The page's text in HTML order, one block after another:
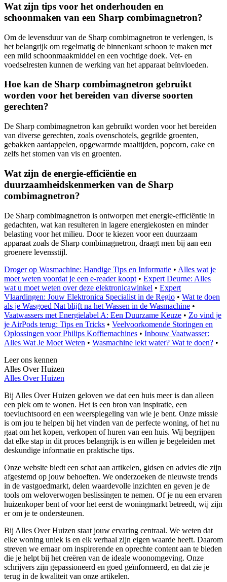
Wat zijn tips voor het onderhouden en
schoonmaken van een Sharp combimagnetron?
Om de levensduur van de Sharp combimagnetron te verlengen, is
het belangrijk om regelmatig de binnenkant schoon te maken met
een mild schoonmaakmiddel en een vochtige doek. Vet- en
voedselresten kunnen de werking van het apparaat beïnvloeden.
Hoe kan de Sharp combimagnetron gebruikt
worden voor het bereiden van diverse soorten
gerechten?
De Sharp combimagnetron kan gebruikt worden voor het bereiden
van diverse gerechten, zoals ovenschotels, gegrilde groenten,
gebakken aardappelen, opgewarmde maaltijden, popcorn, cake en
zelfs het stomen van vis en groenten.
Wat zijn de energie-efficiëntie en
duurzaamheidskenmerken van de Sharp
combimagnetron?
De Sharp combimagnetron is ontworpen met energie-efficiëntie in
gedachten, wat kan resulteren in lagere energiekosten en minder
belasting voor het milieu. Door te kiezen voor een duurzaam
apparaat zoals de Sharp combimagnetron, draagt men bij aan een
groenere levensstijl.
Droger op Wasmachine: Handige Tips en Informatie • Alles wat je
moet weten voordat je een e-reader koopt • Expert Deurne: Alles
wat u moet weten over deze elektronicawinkel • Expert
Vlaardingen: Jouw Elektronica Specialist in de Regio • Wat te doen
als je Wasgoed Nat blijft na het Wassen in de Wasmachine •
Vaatwassers met Energielabel A: Een Duurzame Keuze • Zo vind je
je AirPods terug: Tips en Tricks • Veelvoorkomende Storingen en
Oplossingen voor Philips Koffiemachines • Inbouw Vaatwasser:
Alles Wat Je Moet Weten • Wasmachine lekt water? Wat te doen? •
Leer ons kennen
Alles Over Huizen
Alles Over Huizen
Bij Alles Over Huizen geloven we dat een huis meer is dan alleen
een plek om te wonen. Het is een bron van inspiratie, een
toevluchtsoord en een weerspiegeling van wie je bent. Onze missie
is om jou te helpen bij het vinden van de perfecte woning, of het nu
gaat om het kopen, verkopen of huren van een huis. Wij begrijpen
dat elke stap in dit proces belangrijk is en willen je begeleiden met
deskundige informatie en praktische tips.
Onze website biedt een schat aan artikelen, gidsen en advies die zijn
afgestemd op jouw behoeften. We onderzoeken de nieuwste trends
in de vastgoedmarkt, delen waardevolle inzichten en geven je de
tools om weloverwogen beslissingen te nemen. Of je nu een ervaren
huizenkoper bent of voor het eerst de woningmarkt betreedt, wij zijn
er om je te ondersteunen.
Bij Alles Over Huizen staat jouw ervaring centraal. We weten dat
elke woning uniek is en elk verhaal zijn eigen waarde heeft. Daarom
streven we ernaar om inspirerende en oprechte content aan te bieden
die je helpt bij het creëren van de ideale woonomgeving. Onze
schrijvers zijn gepassioneerd en goed geïnformeerd, en dat zie je
terug in de kwaliteit van onze artikelen.